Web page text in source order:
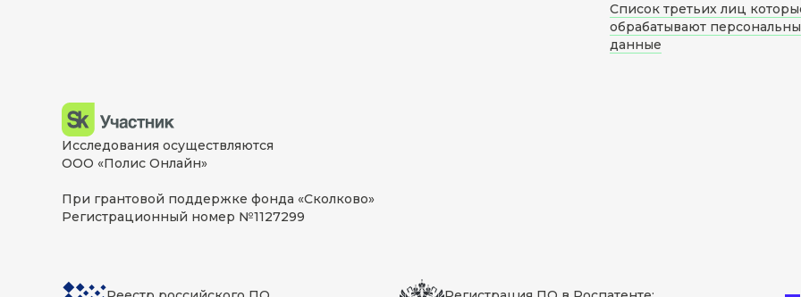
Список третьих лиц
обрабатывают
данные
Исследования осуществляются
ООО «Полис Онлайн»
При грантовой поддержке фонда «Сколково»
Регистрационный номер №1127299